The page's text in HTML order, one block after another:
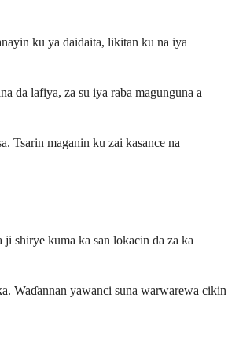
ku ya daidaita, likitan ku na iya
da lafiya, za su iya raba magunguna a
Tsarin maganin ku zai kasance na
shirye kuma ka san lokacin da za ka
Waɗannan yawanci suna warwarewa cikin